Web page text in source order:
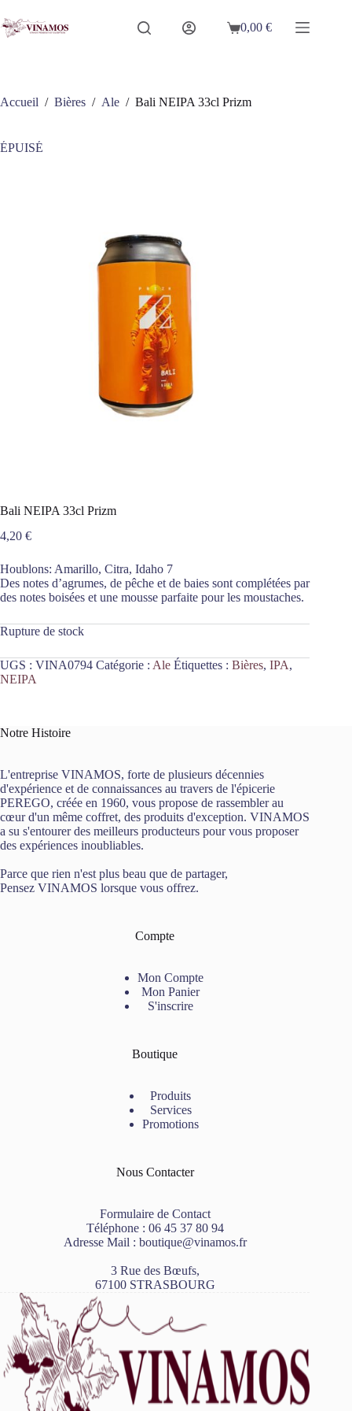
au
contenu
Panier
0,00€
Accueil / Bières / Ale / Bali NEIPA 33cl Prizm
ÉPUISÉ
Bali NEIPA 33cl Prizm
4,20 €
Houblons: Amarillo, Citra, Idaho 7
Des notes d’agrumes, de pêche et de baies sont complétées par
des notes boisées et une mousse parfaite pour les moustaches.
Rupture de stock
UGS : VINA0794 Catégorie : Ale Étiquettes : Bières, IPA,
NEIPA
Notre Histoire
L'entreprise VINAMOS, forte de plusieurs décennies
d'expérience et de connaissances au travers de l'épicerie
PEREGO, créée en 1960, vous propose de rassembler au
cœur d'un même coffret, des produits d'exception. VINAMOS
a su s'entourer des meilleurs producteurs pour vous proposer
des expériences inoubliables.
Parce que rien n'est plus beau que de partager,
Pensez VINAMOS lorsque vous offrez.
Compte
Mon Compte
Mon Panier
S'inscrire
Boutique
Produits
Services
Promotions
Nous Contacter
Formulaire de Contact
Téléphone : 06 45 37 80 94
Adresse Mail : boutique@vinamos.fr
3 Rue des Bœufs,
67100 STRASBOURG